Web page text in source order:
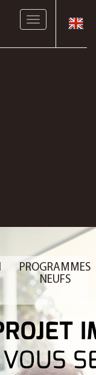
Toggle
PROGRAMMES
NEUFS